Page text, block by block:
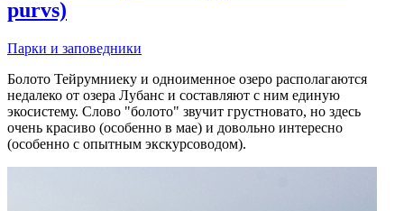
purvs)
Парки и заповедники
Болото Тейрумниеку и одноименное озеро располагаются
недалеко от озера Лубанс и составляют с ним единую
экосистему. Слово "болото" звучит грустновато, но здесь
очень красиво (особенно в мае) и довольно интересно
(особенно с опытным экскурсоводом).